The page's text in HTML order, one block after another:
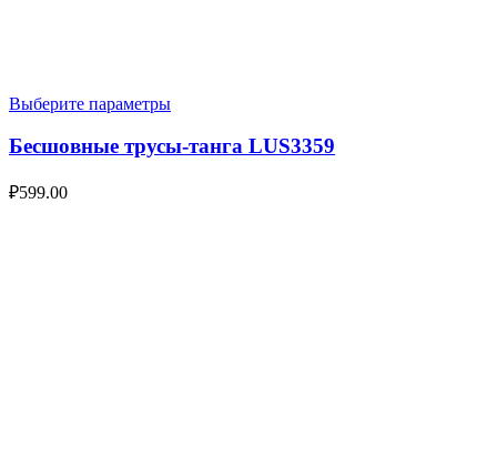
Выберите параметры
Бесшовные трусы-танга LUS3359
₽599.00